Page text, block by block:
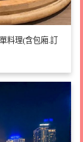
料理(含包廂.訂